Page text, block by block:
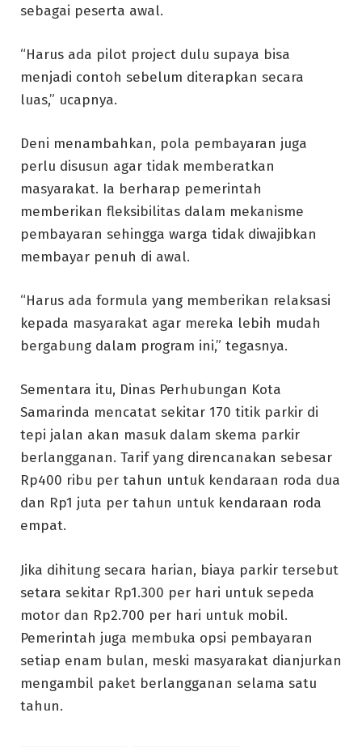
sebagai peserta awal.
“Harus ada pilot project dulu supaya bisa
menjadi contoh sebelum diterapkan secara
luas,” ucapnya.
Deni menambahkan, pola pembayaran juga
perlu disusun agar tidak memberatkan
masyarakat. Ia berharap pemerintah
memberikan fleksibilitas dalam mekanisme
pembayaran sehingga warga tidak diwajibkan
membayar penuh di awal.
“Harus ada formula yang memberikan relaksasi
kepada masyarakat agar mereka lebih mudah
bergabung dalam program ini,” tegasnya.
Sementara itu, Dinas Perhubungan Kota
Samarinda mencatat sekitar 170 titik parkir di
tepi jalan akan masuk dalam skema parkir
berlangganan. Tarif yang direncanakan sebesar
Rp400 ribu per tahun untuk kendaraan roda dua
dan Rp1 juta per tahun untuk kendaraan roda
empat.
Jika dihitung secara harian, biaya parkir tersebut
setara sekitar Rp1.300 per hari untuk sepeda
motor dan Rp2.700 per hari untuk mobil.
Pemerintah juga membuka opsi pembayaran
setiap enam bulan, meski masyarakat dianjurkan
mengambil paket berlangganan selama satu
tahun.